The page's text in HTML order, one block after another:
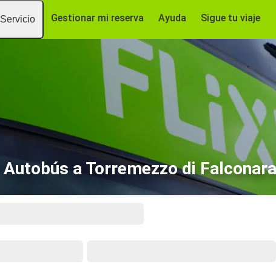
Servicio Gestionar mi reserva Ayuda Sigue tu viaje
Autobús a Torremezzo di Falconara